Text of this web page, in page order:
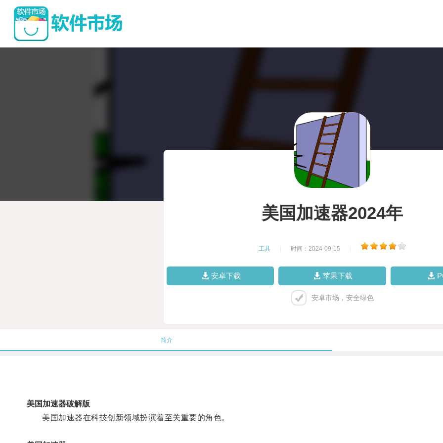
美国加速器2024年
工具 时间：2024-09-15
安卓下载 苹果下载
安卓市场，安全绿色
简介
美国加速器破解版
美国加速器在科技创新领域扮演着至关重要的角色。